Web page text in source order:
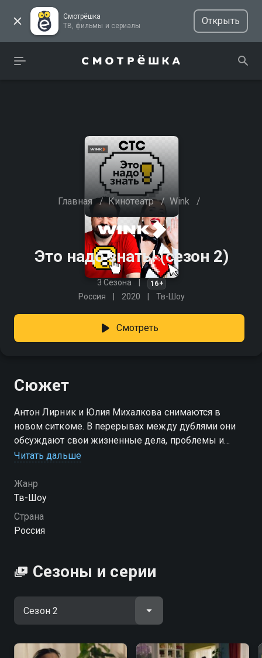
Смотрёшка
ТВ, фильмы и сериалы
Открыть
Главная / Кинотеатр / Wink /
Это надо знать! (сезон 2)
3 Сезона 16+
Россия 2020 Тв-Шоу
Смотреть
Сюжет
Антон Лирник и Юлия Михалкова снимаются в
новом ситкоме. В перерывах между дублями они
обсуждают свои жизненные дела, проблемы и
делятся полезными советами.
Посмотреть онлайн 2 сезон сериала Это надо знать!
вы можете совершенно бесплатно в хорошем HD
качестве на Смотрёшке
Читать дальше
Жанр
Тв-Шоу
Страна
Россия
Сезоны и серии